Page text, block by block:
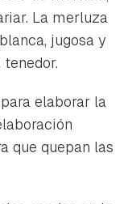
La merluza
jugosa y
elaborar la
que quepan las